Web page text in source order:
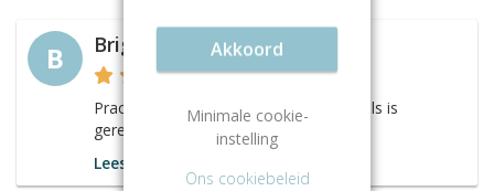
B Brigitta
Prachtig pand waar alles tot in de details is
geregeld.
Lees meer
Akkoord
Minimale cookie-
instelling
Ons cookiebeleid